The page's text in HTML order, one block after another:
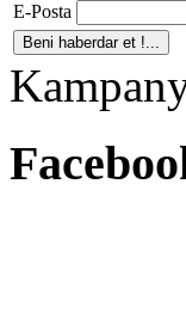
E-Posta